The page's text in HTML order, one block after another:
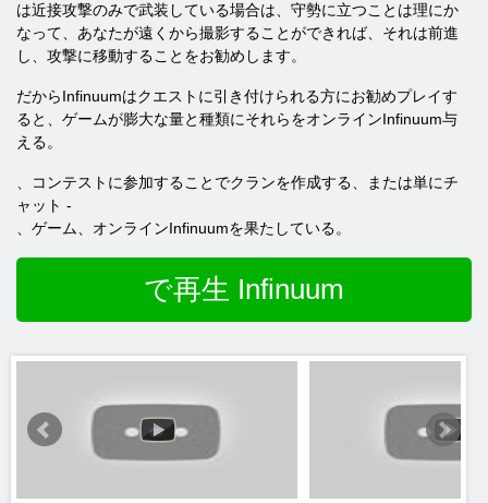
は近接攻撃のみで武装している場合は、守勢に立つことは理にか
なって、あなたが遠くから撮影することができれば、それは前進
し、攻撃に移動することをお勧めします。
だからInfinuumはクエストに引き付けられる方にお勧めプレイす
ると、ゲームが膨大な量と種類にそれらをオンラインInfinuum与
える。
、コンテストに参加することでクランを作成する、または単にチ
ャット -
、ゲーム、オンラインInfinuumを果たしている。
で再生 Infinuum